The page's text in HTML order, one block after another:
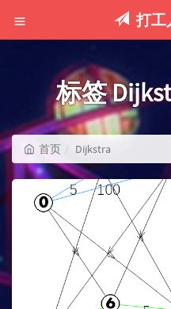
打工
标签
首页 Dijkstra